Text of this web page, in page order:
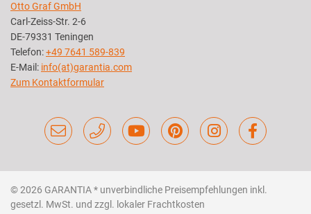
Otto Graf GmbH
Carl-Zeiss-Str. 2-6
DE-79331 Teningen
Telefon:+49 7641 589-839
E-Mail: info(at)garantia.com
Zum Kontaktformular
© 2026 GARANTIA* unverbindliche Preisempfehlungen inkl.
gesetzl. MwSt. und zzgl. lokaler Frachtkosten